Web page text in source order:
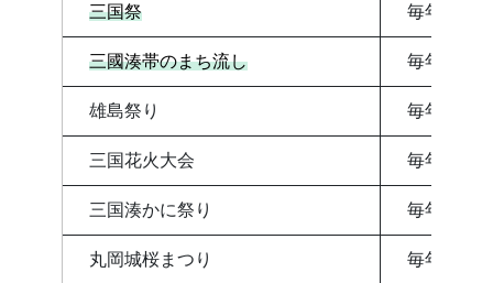
三国祭 毎年5月
三國湊帯のまち流し 毎年9月ご
雄島祭り 毎年4月20
三国花火大会 毎年8月ご
三国湊かに祭り 毎年11月
丸岡城桜まつり 毎年3月〜